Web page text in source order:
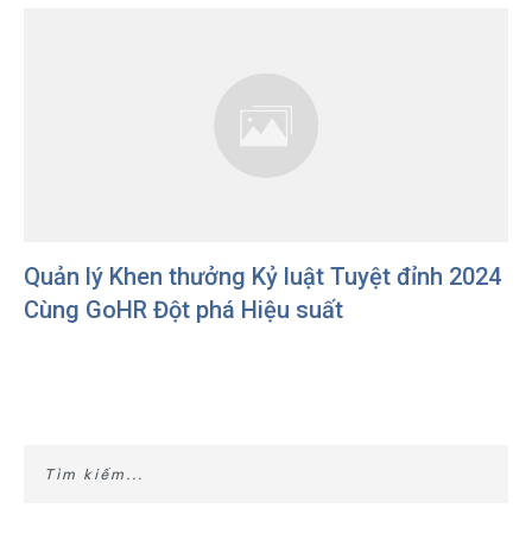
Quản lý Khen thưởng Kỷ luật Tuyệt đỉnh 2024
Cùng GoHR Đột phá Hiệu suất